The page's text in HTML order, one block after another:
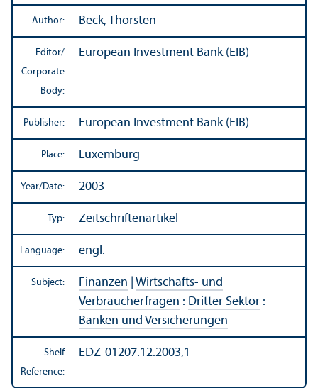
Author: Beck, Thorsten
Editor/
Corporate
Body:
European Investment Bank (EIB)
Publisher: European Investment Bank (EIB)
Place: Luxemburg
Year/Date: 2003
Typ: Zeitschriftenartikel
Language: engl.
Subject: Finanzen
Wirtschafts- und
Verbraucherfragen : Dritter Sektor :
Banken und Versicherungen
Shelf
Reference:
EDZ-01207.12.2003,1